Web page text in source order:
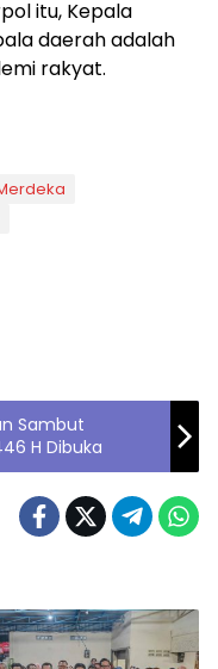
itu, Kepala
daerah adalah
rakyat.
Sambut
H Dibuka